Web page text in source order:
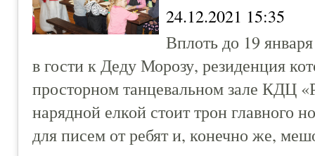
24.12.2021 15:35
Вплоть до 19
в гости к Деду Морозу, резиденция
просторном танцевальном зале КДЦ
нарядной елкой стоит трон главного
для писем от ребят и, конечно же,